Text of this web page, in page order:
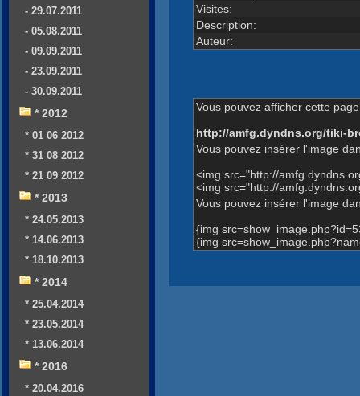
Visites:
Description:
Auteur:
Vous pouvez afficher cette
http://amfg.dyndns.org/tiki-
Vous pouvez insérer l'image
<img src="http://
<img src="http://
Vous pouvez insérer l'image
{img
{img
- 29.07.2011
- 05.08.2011
- 09.09.2011
- 23.09.2011
- 30.09.2011
* 2012
* 01 06 2012
* 31 08 2012
* 21 09 2012
* 2013
* 24.05.2013
* 14.06.2013
* 18.10.2013
* 2014
* 25.04.2014
* 23.05.2014
* 13.06.2014
* 2016
* 20.04.2016